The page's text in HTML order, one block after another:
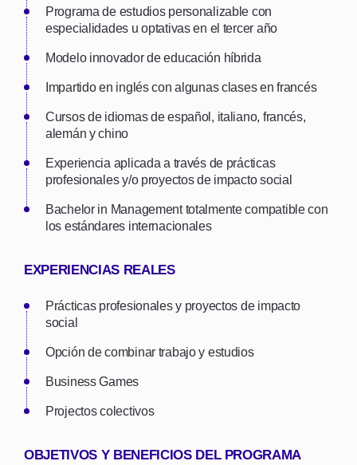
Programa de estudios personalizable con
especialidades u optativas en el tercer año
Modelo innovador de educación híbrida
Impartido en inglés con algunas clases en francés
Cursos de idiomas de español, italiano, francés,
alemán y chino
Experiencia aplicada a través de prácticas
profesionales y/o proyectos de impacto social
Bachelor in Management totalmente compatible con
los estándares internacionales
EXPERIENCIAS REALES
Prácticas profesionales y proyectos de impacto
social
Opción de combinar trabajo y estudios
Business Games
Projectos colectivos
OBJETIVOS Y BENEFICIOS DEL PROGRAMA